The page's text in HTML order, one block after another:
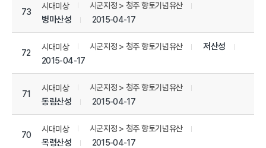
73
시대미상 시군지정 > 청주 향토기념유산
병마산성 2015-04-17
72
시대미상 시군지정 > 청주 향토기념유산 저산성
2015-04-17
71
시대미상 시군지정 > 청주 향토기념유산
동림산성 2015-04-17
70
시대미상 시군지정 > 청주 향토기념유산
목령산성 2015-04-17